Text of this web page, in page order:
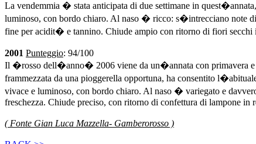
La vendemmia � stata anticipata di due settimane in
luminoso, con bordo chiaro. Al naso � ricco: s�intrecciano note
fine per acidit� e tannino. Chiude ampio con ritorno di fiori secchi
2001 Punteggio: 94/100
Il �rosso dell�anno� 2006 viene da un�annata con primavera e
frammezzata da una pioggerella opportuna, ha consentito
vivace e luminoso, con bordo chiaro. Al naso � variegato e
freschezza. Chiude preciso, con ritorno di confettura di lampone in
( Fonte Gian Luca Mazzella- Gamberorosso )